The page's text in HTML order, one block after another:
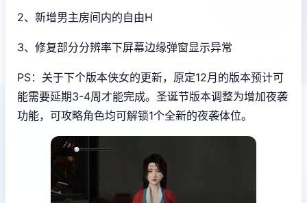
2、新增男主房间内的自由H
3、修复部分分辨率下屏幕边缘弹窗显示异常
PS：关于下个版本侠女的更新，原定12月的版本预计可
能需要延期3-4周才能完成。圣诞节版本调整为增加夜袭
功能，可攻略角色均可解锁1个全新的夜袭体位。